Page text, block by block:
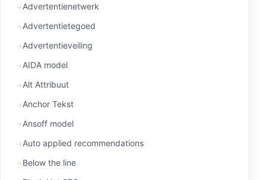
Advertentienetwerk
Advertentietegoed
Advertentieveiling
AIDA model
Alt Attribuut
Anchor Tekst
Ansoff model
Auto applied recommendations
Below the line